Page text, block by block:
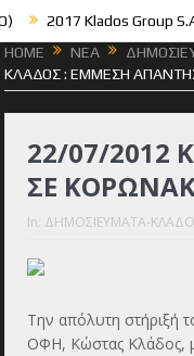
2017 Klados Group S.A. :
HOME
ΝΕΑ
ΚΛΑΔΟΣ : ΕΜΜΕΣΗ
22/07/2012
ΣΕ
In: ΔΗΜΟΣΙΕΥΜΑΤΑ-
Την απόλυτη στήριξή
ΟΦΗ, Κώστας Κλάδος,